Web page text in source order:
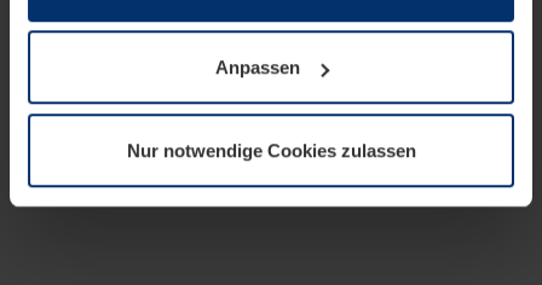
wenn diese für den Betrieb dieser Seite unbedingt
notwendig sind. Für alle anderen Cookie-Typen benötigen
wir Ihre Erlaubnis. Ihre Einwilligung können Sie jederzeit
Datenschutzerklärungunserer Website ändern oder
widerrufen.
Anpassen
Nur notwendige Cookies zulassen